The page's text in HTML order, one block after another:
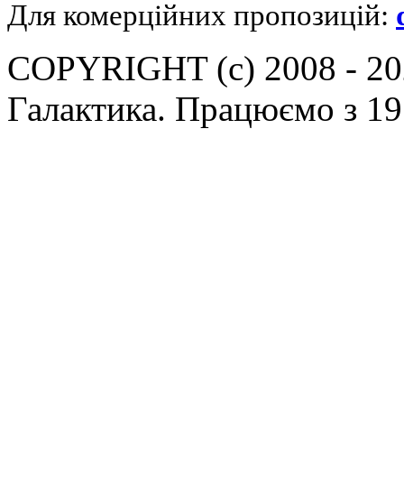
Для комерційних пропозицій:
COPYRIGHT (c) 2008 -
Галактика. Працюємо з